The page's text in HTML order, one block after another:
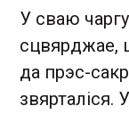
У сваю
сцвярджае,
да прэс-
звярталіся.